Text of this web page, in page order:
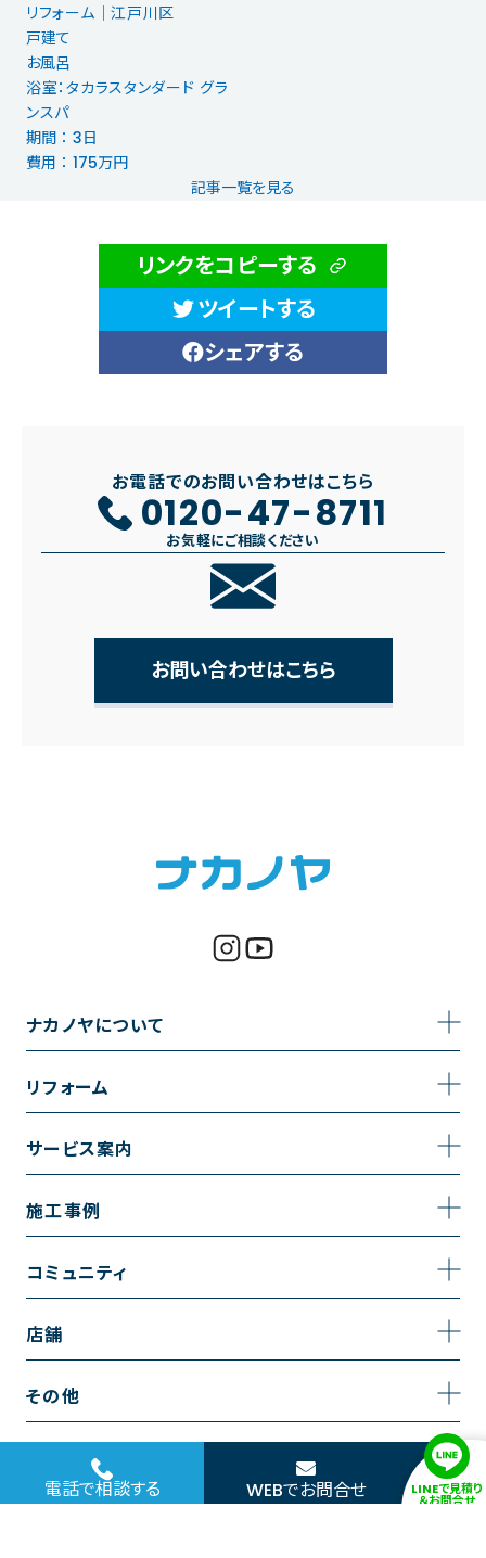
リフォーム｜江戸川区
戸建て
お風呂
浴室：タカラスタンダード グラ
ンスパ
期間 ： 3日
費用 ： 175万円
記事一覧を見る
リンクをコピーする
ツイートする
シェアする
お電話でのお問い合わせはこちら
0120-47-8711
お気軽にご相談ください
お問い合わせはこちら
ナカノヤについて
採用情報
リフォーム
トイレのリフォーム
キッチンのリフォーム
リノベーション
内装のリフォーム
水回りのリフォーム
外壁のリフォーム
サービス案内
サービスの流れ
施工事例
施工事例一覧
お風呂の施工事例
洗面の施工事例
コミュニティ
コミュニティ
お知らせ
店舗
越谷店
浦和店
その他
お問い合わせ
サイトポリシー
電話で相談する WEBでお問合せ LINEで見積り
＆お問合せ